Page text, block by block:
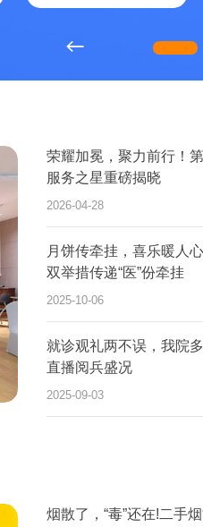
唱出精彩·透亮人生|我院
幕
荣耀加冕，聚力前行！
服务之星重磅揭晓
2026-04-28
月饼传牵挂，喜乐暖人
双举措传递“医”份牵挂
2025-10-06
就诊观礼两不误，我院
直播阅兵盛况
2025-09-03
烟散了，“毒”还在!二手